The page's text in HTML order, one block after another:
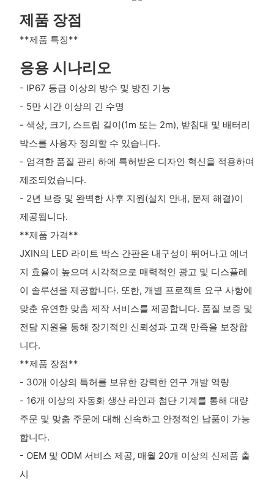
제품 장점
**제품 특징**
응용 시나리오
- IP67 등급 이상의 방수 및 방진 기능
- 5만 시간 이상의 긴 수명
- 색상, 크기, 스트립 길이(1m 또는 2m), 받침대 및 배터리
박스를 사용자 정의할 수 있습니다.
- 엄격한 품질 관리 하에 특허받은 디자인 혁신을 적용하여
제조되었습니다.
- 2년 보증 및 완벽한 사후 지원(설치 안내, 문제 해결)이
제공됩니다.
**제품 가격**
JXIN의 LED 라이트 박스 간판은 내구성이 뛰어나고 에너
지 효율이 높으며 시각적으로 매력적인 광고 및 디스플레
이 솔루션을 제공합니다. 또한, 개별 프로젝트 요구 사항에
맞춘 유연한 맞춤 제작 서비스를 제공합니다. 품질 보증 및
전담 지원을 통해 장기적인 신뢰성과 고객 만족을 보장합
니다.
**제품 장점**
- 30개 이상의 특허를 보유한 강력한 연구 개발 역량
- 16개 이상의 자동화 생산 라인과 첨단 기계를 통해 대량
주문 및 맞춤 주문에 대해 신속하고 안정적인 납품이 가능
합니다.
- OEM 및 ODM 서비스 제공, 매월 20개 이상의 신제품 출
시